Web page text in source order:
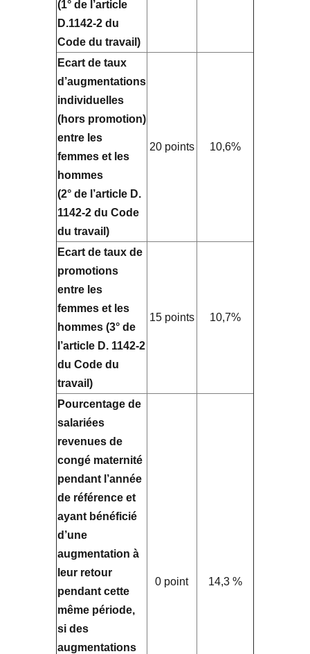
(1° de l’article
D.1142-2 du
Code du travail)
Ecart de taux
d’augmentations
individuelles
(hors promotion)
entre les
femmes et les
hommes
(2° de l’article D.
1142-2 du Code
du travail)
20 points 10,6%
Ecart de taux de
promotions
entre les
femmes et les
hommes (3° de
l’article D. 1142-2
du Code du
travail)
15 points 10,7%
Pourcentage de
salariées
revenues de
congé maternité
pendant l’année
de référence et
ayant bénéficié
d’une
augmentation à
leur retour
pendant cette
même période,
si des
augmentations
0 point 14,3 %